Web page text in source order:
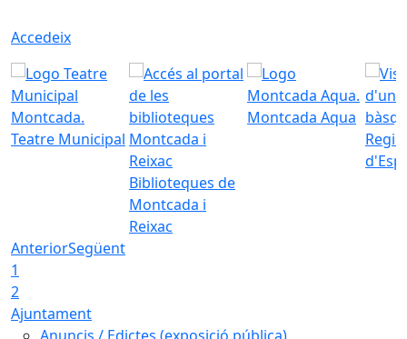
Accedeix
Teatre Municipal
Biblioteques de
Montcada i
Reixac
Montcada Aqua
AnteriorSegüent
1
2
Ajuntament